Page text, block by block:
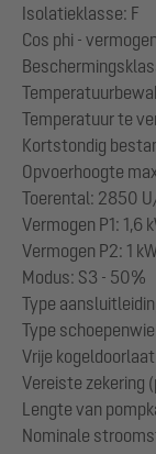
Isolatieklasse: F
Cos phi -
Temperatuur te
Kortstondig
Opvoerhoogte
Toerental: 2850
Vermogen P1: 1,6
Vermogen P2: 1
Modus: S3 - 50%
Type
Type
Vrije
Vereiste zekering
Lengte van
Nominale